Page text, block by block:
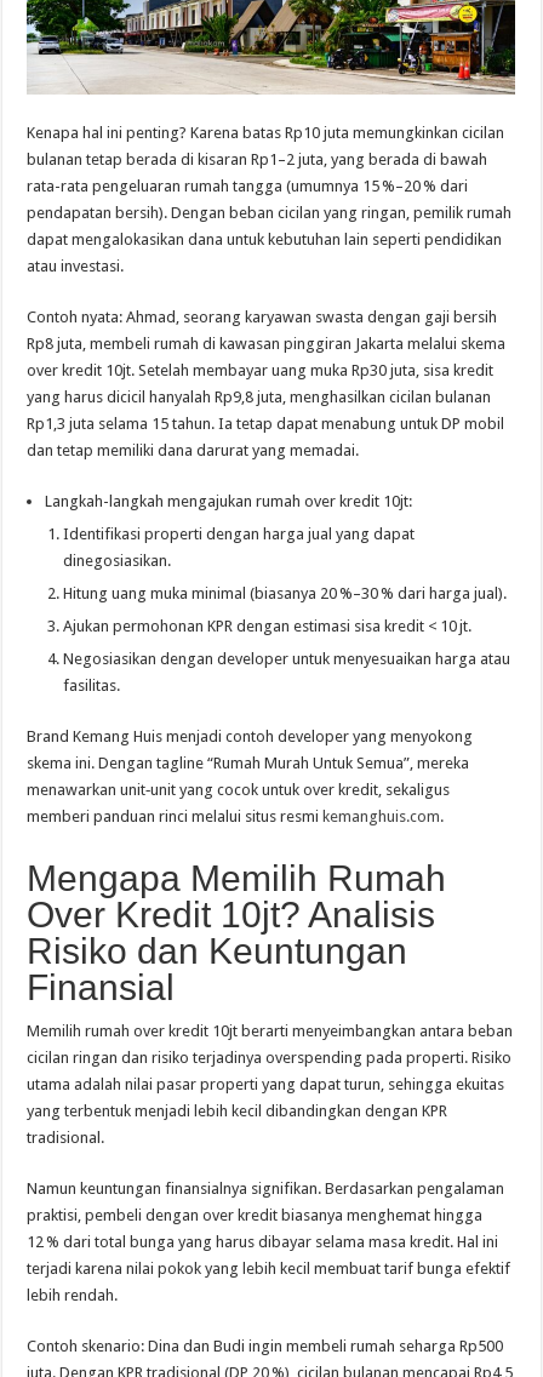
Kenapa hal ini penting? Karena batas Rp10 juta memungkinkan cicilan
bulanan tetap berada di kisaran Rp1–2 juta, yang berada di bawah
rata-rata pengeluaran rumah tangga (umumnya 15 %–20 % dari
pendapatan bersih). Dengan beban cicilan yang ringan, pemilik rumah
dapat mengalokasikan dana untuk kebutuhan lain seperti pendidikan
atau investasi.
Contoh nyata: Ahmad, seorang karyawan swasta dengan gaji bersih
Rp8 juta, membeli rumah di kawasan pinggiran Jakarta melalui skema
over kredit 10jt. Setelah membayar uang muka Rp30 juta, sisa kredit
yang harus dicicil hanyalah Rp9,8 juta, menghasilkan cicilan bulanan
Rp1,3 juta selama 15 tahun. Ia tetap dapat menabung untuk DP mobil
dan tetap memiliki dana darurat yang memadai.
Langkah-langkah mengajukan rumah over kredit 10jt:
Identifikasi properti dengan harga jual yang dapat
dinegosiasikan.
Hitung uang muka minimal (biasanya 20 %–30 % dari harga jual).
Ajukan permohonan KPR dengan estimasi sisa kredit < 10 jt.
Negosiasikan dengan developer untuk menyesuaikan harga atau
fasilitas.
Brand Kemang Huis menjadi contoh developer yang menyokong
skema ini. Dengan tagline “Rumah Murah Untuk Semua”, mereka
menawarkan unit‑unit yang cocok untuk over kredit, sekaligus
memberi panduan rinci melalui situs resmi kemanghuis.com.
Mengapa Memilih Rumah
Over Kredit 10jt? Analisis
Risiko dan Keuntungan
Finansial
Memilih rumah over kredit 10jt berarti menyeimbangkan antara beban
cicilan ringan dan risiko terjadinya overspending pada properti. Risiko
utama adalah nilai pasar properti yang dapat turun, sehingga ekuitas
yang terbentuk menjadi lebih kecil dibandingkan dengan KPR
tradisional.
Namun keuntungan finansialnya signifikan. Berdasarkan pengalaman
praktisi, pembeli dengan over kredit biasanya menghemat hingga
12 % dari total bunga yang harus dibayar selama masa kredit. Hal ini
terjadi karena nilai pokok yang lebih kecil membuat tarif bunga efektif
lebih rendah.
Contoh skenario: Dina dan Budi ingin membeli rumah seharga Rp500
juta. Dengan KPR tradisional (DP 20 %), cicilan bulanan mencapai Rp4,5